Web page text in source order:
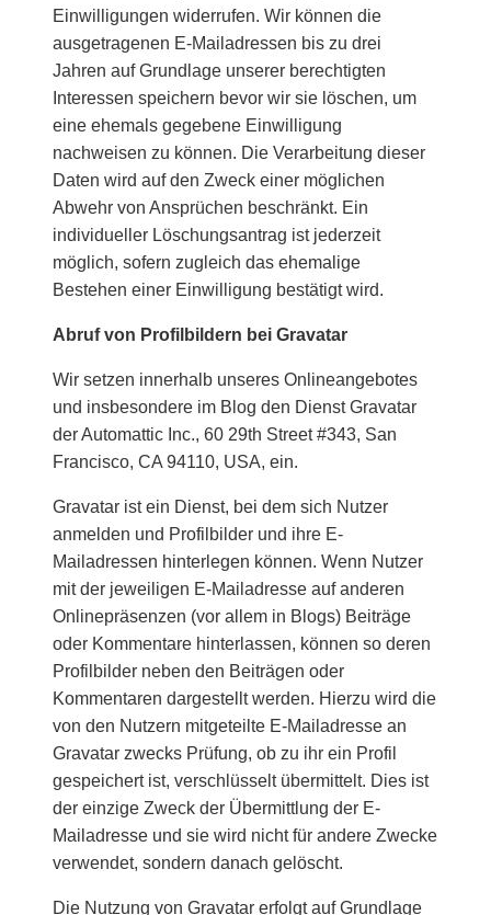
Einwilligungen widerrufen. Wir können die
ausgetragenen E-Mailadressen bis zu drei
Jahren auf Grundlage unserer berechtigten
Interessen speichern bevor wir sie löschen, um
eine ehemals gegebene Einwilligung
nachweisen zu können. Die Verarbeitung dieser
Daten wird auf den Zweck einer möglichen
Abwehr von Ansprüchen beschränkt. Ein
individueller Löschungsantrag ist jederzeit
möglich, sofern zugleich das ehemalige
Bestehen einer Einwilligung bestätigt wird.
Abruf von Profilbildern bei Gravatar
Wir setzen innerhalb unseres Onlineangebotes
und insbesondere im Blog den Dienst Gravatar
der Automattic Inc., 60 29th Street #343, San
Francisco, CA 94110, USA, ein.
Gravatar ist ein Dienst, bei dem sich Nutzer
anmelden und Profilbilder und ihre E-
Mailadressen hinterlegen können. Wenn Nutzer
mit der jeweiligen E-Mailadresse auf anderen
Onlinepräsenzen (vor allem in Blogs) Beiträge
oder Kommentare hinterlassen, können so deren
Profilbilder neben den Beiträgen oder
Kommentaren dargestellt werden. Hierzu wird die
von den Nutzern mitgeteilte E-Mailadresse an
Gravatar zwecks Prüfung, ob zu ihr ein Profil
gespeichert ist, verschlüsselt übermittelt. Dies ist
der einzige Zweck der Übermittlung der E-
Mailadresse und sie wird nicht für andere Zwecke
verwendet, sondern danach gelöscht.
Die Nutzung von Gravatar erfolgt auf Grundlage